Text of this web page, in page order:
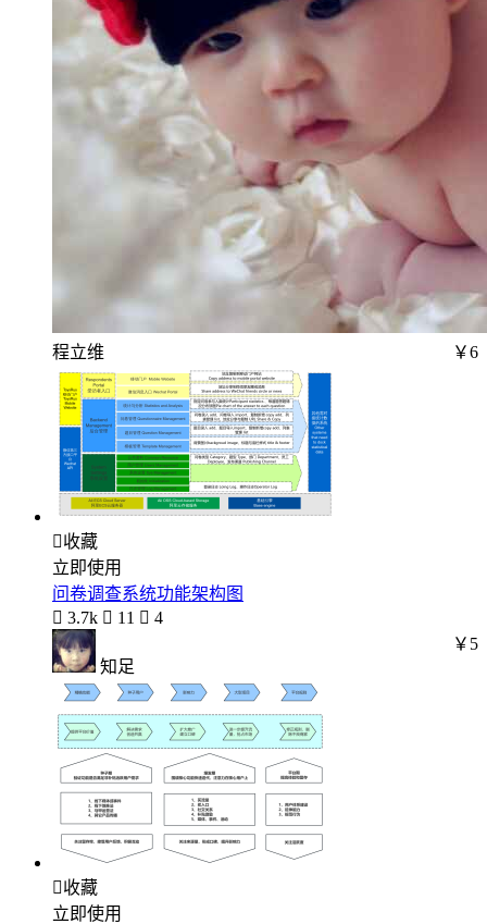
程立维 ￥6
收藏
立即使用
问卷调查系统功能架构图
 3.7k  11  4
知足
￥5
收藏
立即使用